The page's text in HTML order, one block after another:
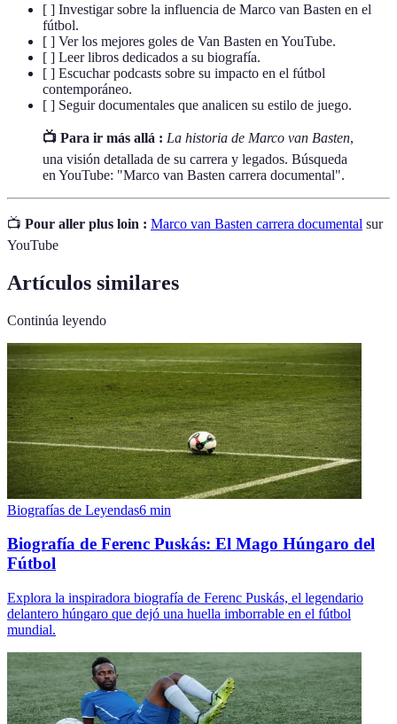
[ ] Investigar sobre la influencia de Marco van Basten en el
fútbol.
[ ] Ver los mejores goles de Van Basten en YouTube.
[ ] Leer libros dedicados a su biografía.
[ ] Escuchar podcasts sobre su impacto en el fútbol
contemporáneo.
[ ] Seguir documentales que analicen su estilo de juego.
📺 Para ir más allá : La historia de Marco van Basten,
una visión detallada de su carrera y legados. Búsqueda
en YouTube: "Marco van Basten carrera documental".
📺 Pour aller plus loin : Marco van Basten carrera documental sur
YouTube
Artículos similares
Continúa leyendo
Biografías de Leyendas6 min
Biografía de Ferenc Puskás: El Mago Húngaro del
Fútbol
Explora la inspiradora biografía de Ferenc Puskás, el legendario
delantero húngaro que dejó una huella imborrable en el fútbol
mundial.